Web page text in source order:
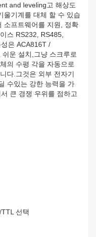
and leveling고 해상도
울기계를 대체 할 수 있습
소프트웨어를 지원, 정확
스 RS232, RS485,
은 ACA816T /
운 설치,그냥 스크루로
의 수평 각을 자동으로
다.그것은 외부 전자기
수있는 강한 능력을 가
큰 경쟁 우위를 점하고
선택